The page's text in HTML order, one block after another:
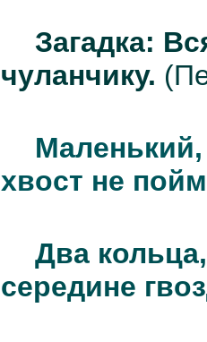
Загадка:
чуланчику.
Маленький,
хвост не
Два
середине